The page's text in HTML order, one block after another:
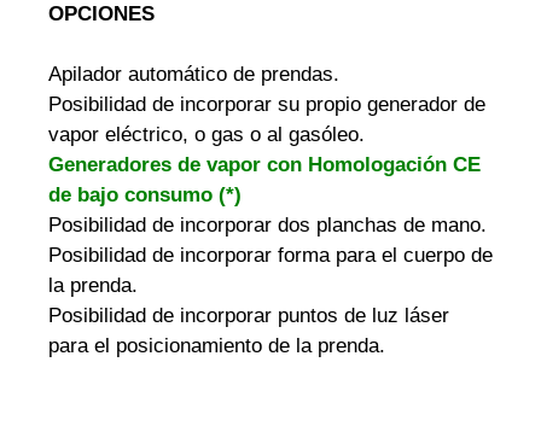
OPCIONES
Apilador automático de prendas.
Posibilidad de incorporar su propio generador de
vapor eléctrico, o gas o al gasóleo.
Generadores de vapor con Homologación CE
de bajo consumo (*)
Posibilidad de incorporar dos planchas de mano.
Posibilidad de incorporar forma para el cuerpo de
la prenda.
Posibilidad de incorporar puntos de luz láser
para el posicionamiento de la prenda.